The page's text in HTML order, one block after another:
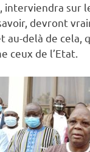
interviendra sur
devront
au-delà de
ceux de l’Etat.